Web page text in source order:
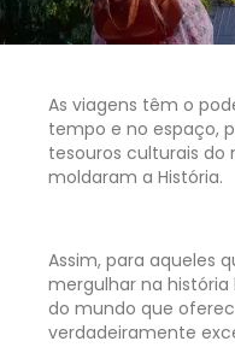
As viagens têm o
tempo e no espaço,
tesouros culturais do
moldaram a História.
Assim, para aqueles
mergulhar na
do mundo que
verdadeiramente